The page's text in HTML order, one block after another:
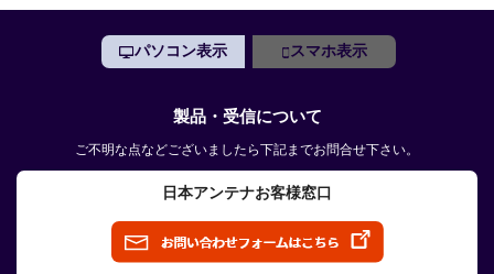
パソコン表示 スマホ表示
製品・受信について
ご不明な点などございましたら下記までお問合せ下さい。
日本アンテナお客様窓口